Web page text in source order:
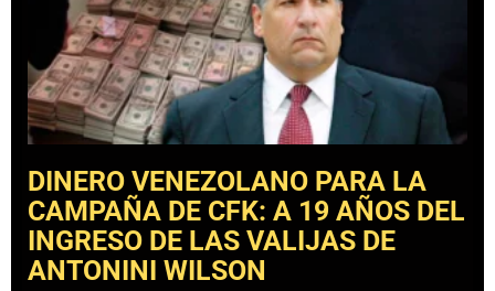
DINERO VENEZOLANO PARA LA
CAMPAÑA DE CFK: A 19 AÑOS DEL
INGRESO DE LAS VALIJAS DE
ANTONINI WILSON